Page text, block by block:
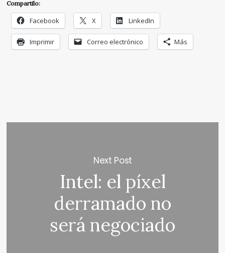
Compartilo:
Facebook X LinkedIn
Imprimir Correo electrónico Más
Next Post
Intel: el píxel
derramado no
será negociado